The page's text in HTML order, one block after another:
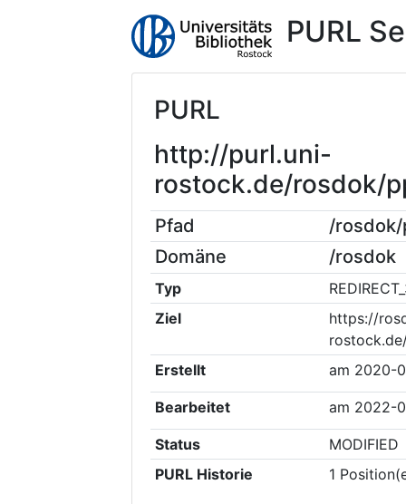
PURL
PURL
http://purl.uni-
rostock.de/rosdok/
Pfad
/rosdok/
Domäne
/rosdok
Typ
Ziel
https://
Erstellt
am 2020-
Bearbeitet am 2022-
Status
MODIFIED
PURL Historie
1